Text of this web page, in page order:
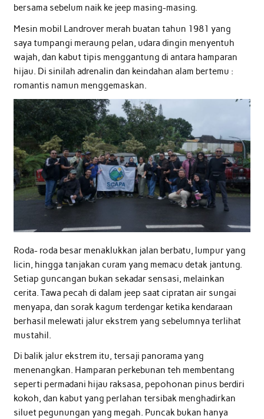
bersama sebelum naik ke jeep masing-masing.
Mesin mobil Landrover merah buatan tahun 1981 yang
saya tumpangi meraung pelan, udara dingin menyentuh
wajah, dan kabut tipis menggantung di antara hamparan
hijau. Di sinilah adrenalin dan keindahan alam bertemu :
romantis namun menggemaskan.
Roda- roda besar menaklukkan jalan berbatu, lumpur yang
licin, hingga tanjakan curam yang memacu detak jantung.
Setiap guncangan bukan sekadar sensasi, melainkan
cerita. Tawa pecah di dalam jeep saat cipratan air sungai
menyapa, dan sorak kagum terdengar ketika kendaraan
berhasil melewati jalur ekstrem yang sebelumnya terlihat
mustahil.
Di balik jalur ekstrem itu, tersaji panorama yang
menenangkan. Hamparan perkebunan teh membentang
seperti permadani hijau raksasa, pepohonan pinus berdiri
kokoh, dan kabut yang perlahan tersibak menghadirkan
siluet pegunungan yang megah. Puncak bukan hanya